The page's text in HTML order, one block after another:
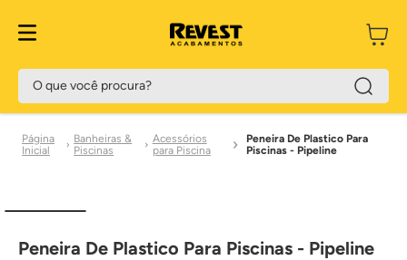
O que você procura?
Banheiras &
Piscinas
Acessórios
para Piscina
Peneira De Plastico Para
Piscinas - Pipeline
Peneira De Plastico Para Piscinas - Pipeline